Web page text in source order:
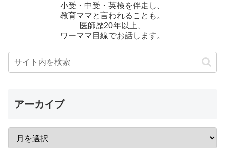
小受・中受・英検を伴走し、
教育ママと言われることも。
医師歴20年以上、
ワーママ目線でお話します。
アーカイブ